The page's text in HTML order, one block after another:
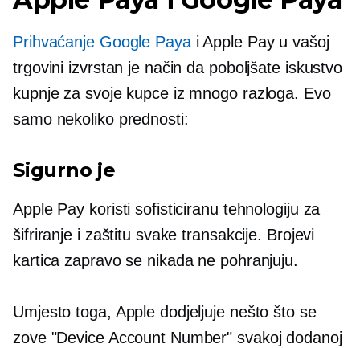
Prihvaćanje Google Payai Apple Pay u vašoj
trgovini izvrstan je način da poboljšate iskustvo
kupnje za svoje kupce iz mnogo razloga. Evo
samo nekoliko prednosti:
Sigurno je
Apple Pay koristi sofisticiranu tehnologiju za
šifriranje i zaštitu svake transakcije. Brojevi
kartica zapravo se nikada ne pohranjuju.
Umjesto toga, Apple dodjeljuje nešto što se
zove "Device Account Number" svakoj dodanoj